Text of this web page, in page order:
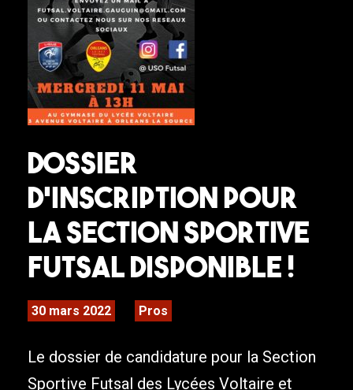
Dossier
d’Inscription pour
la Section Sportive
Futsal disponible !
30 mars 2022 Pros
Le dossier de candidature pour la Section
Sportive Futsal des Lycées Voltaire et